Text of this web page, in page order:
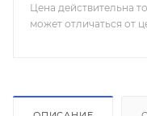
Цена действительна
может отличаться от